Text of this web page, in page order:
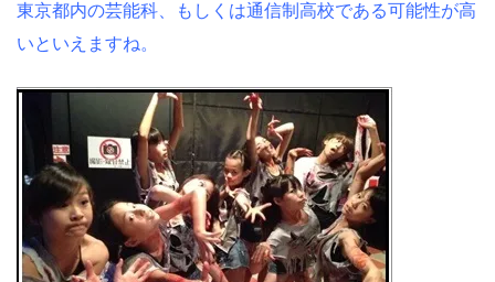
東京都内の芸能科、もしくは通信制高校である可能性が高
いといえますね。